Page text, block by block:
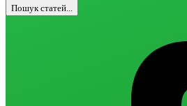
Пошук статей...